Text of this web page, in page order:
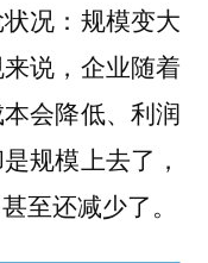
况：规模变大
说，企业随着
会降低、利润
规模上去了，
至还减少了。